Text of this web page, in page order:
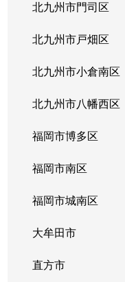
北九州市門司区
北九州市戸畑区
北九州市小倉南区
北九州市八幡西区
福岡市博多区
福岡市南区
福岡市城南区
大牟田市
直方市